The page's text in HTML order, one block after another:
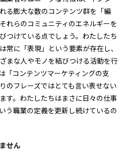
る膨大な数のコンテンツ群を「編
れらのコミュニティのエネルギーを
つけている点でしょう。わたしたち
常に「表現」という要素が存在し、
まな人やモノを結びつける活動を行
「コンテンツマーケティングの支
のフレーズではとても言い表せない
す。わたしたちはまさに日々の仕事
う職業の定義を更新し続けているの
せん